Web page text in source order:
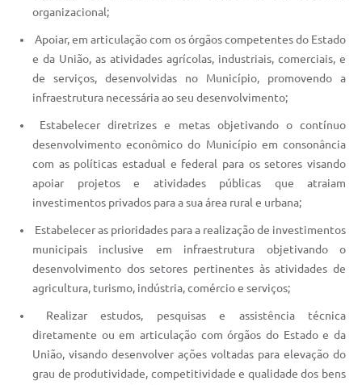
organizacional;
Apoiar, em articulação com os órgãos competentes do Estado
e da União, as atividades agrícolas, industriais, comerciais, e
de serviços, desenvolvidas no Município, promovendo a
infraestrutura necessária ao seu desenvolvimento;
Estabelecer diretrizes e metas objetivando o contínuo
desenvolvimento econômico do Município em consonância
com as políticas estadual e federal para os setores visando
apoiar projetos e atividades públicas que atraiam
investimentos privados para a sua área rural e urbana;
Estabelecer as prioridades para a realização de investimentos
municipais inclusive em infraestrutura objetivando o
desenvolvimento dos setores pertinentes às atividades de
agricultura, turismo, indústria, comércio e serviços;
Realizar estudos, pesquisas e assistência técnica
diretamente ou em articulação com órgãos do Estado e da
União, visando desenvolver ações voltadas para elevação do
grau de produtividade, competitividade e qualidade dos bens